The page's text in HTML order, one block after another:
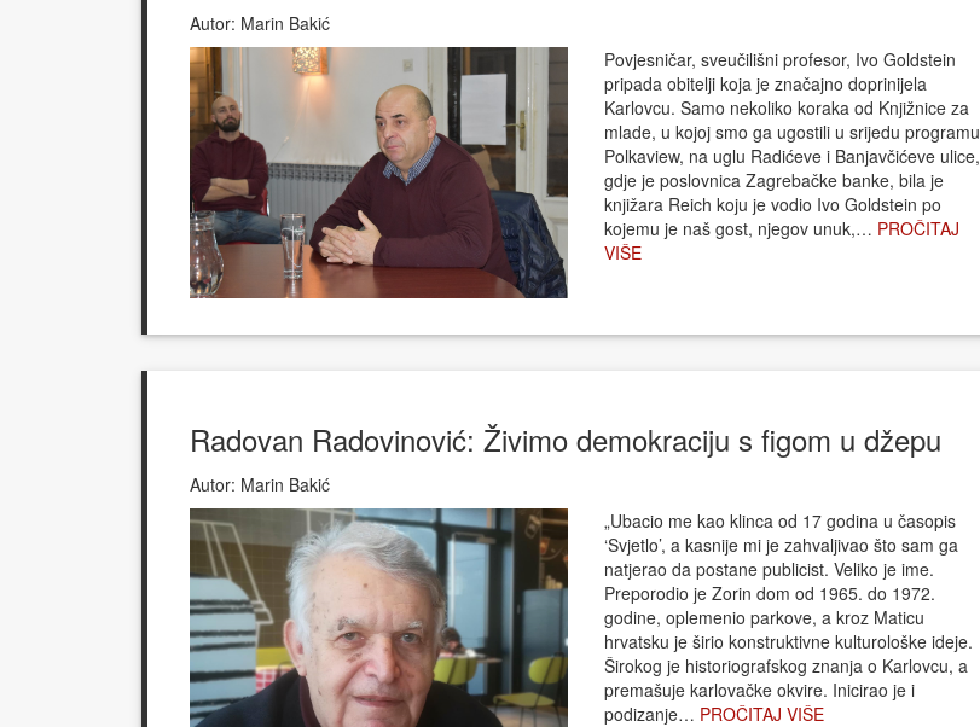
Autor: Marin Bakić
Povjesničar, sveučilišni profesor, Ivo Goldstein
pripada obitelji koja je značajno doprinijela
Karlovcu. Samo nekoliko koraka od Knjižnice za
mlade, u kojoj smo ga ugostili u srijedu programu
Polkaview, na uglu Radićeve i Banjavčićeve ulice,
gdje je poslovnica Zagrebačke banke, bila je
knjižara Reich koju je vodio Ivo Goldstein po
kojemu je naš gost, njegov unuk,… PROČITAJ
VIŠE
Radovan Radovinović: Živimo demokraciju s figom u džepu
Autor: Marin Bakić
„Ubacio me kao klinca od 17 godina u časopis
‘Svjetlo’, a kasnije mi je zahvaljivao što sam ga
natjerao da postane publicist. Veliko je ime.
Preporodio je Zorin dom od 1965. do 1972.
godine, oplemenio parkove, a kroz Maticu
hrvatsku je širio konstruktivne kulturološke ideje.
Širokog je historiografskog znanja o Karlovcu, a
premašuje karlovačke okvire. Inicirao je i
podizanje… PROČITAJ VIŠE